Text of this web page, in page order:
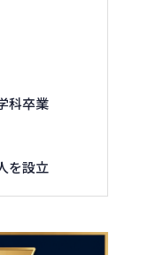
科卒業
を設立